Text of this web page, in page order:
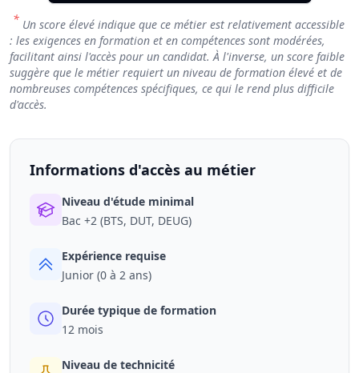
* Un score élevé indique que ce métier est relativement accessible
: les exigences en formation et en compétences sont modérées,
facilitant ainsi l'accès pour un candidat. À l'inverse, un score faible
suggère que le métier requiert un niveau de formation élevé et de
nombreuses compétences spécifiques, ce qui le rend plus difficile
d'accès.
Informations d'accès au métier
Niveau d'étude minimal
Bac +2 (BTS, DUT, DEUG)
Expérience requise
Junior (0 à 2 ans)
Durée typique de formation
12 mois
Niveau de technicité